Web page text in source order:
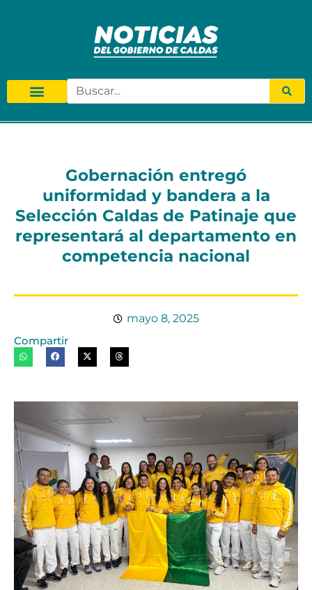
Gobernación entregó
uniformidad y bandera a la
Selección Caldas de Patinaje que
representará al departamento en
competencia nacional
mayo 8, 2025
Compartir